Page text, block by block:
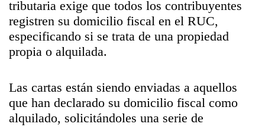
tributaria exige que todos los contribuyentes
registren su domicilio fiscal en el RUC,
especificando si se trata de una propiedad
propia o alquilada.
Las cartas están siendo enviadas a aquellos
que han declarado su domicilio fiscal como
alquilado, solicitándoles una serie de